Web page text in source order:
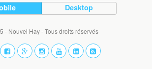
Desktop
- Nouvel Hay - Tous droits réservés